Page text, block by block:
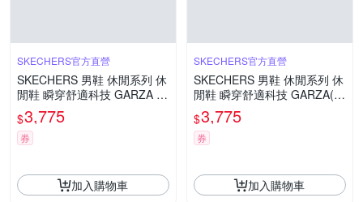
SKECHERS官方直營
SKECHERS 男鞋 休閒系列 休
閒鞋 瞬穿舒適科技 GARZA (2
05278WBBK)
$3,775
券
加入購物車
SKECHERS官方直營
SKECHERS 男鞋 休閒系列 休
閒鞋 瞬穿舒適科技 GARZA(2
05278WDKBR)
$3,775
券
加入購物車